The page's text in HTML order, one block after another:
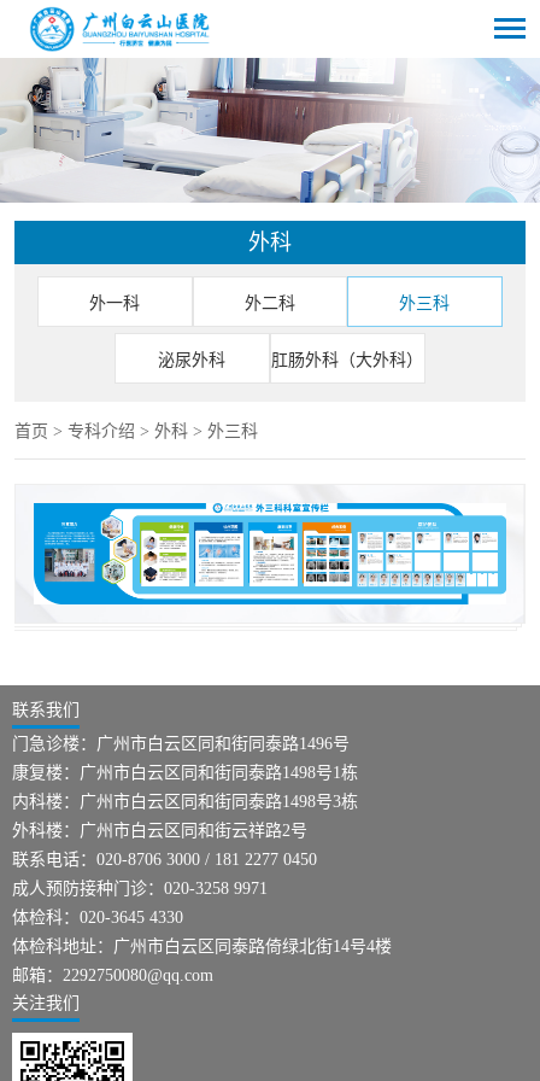
外科
外一科 外二科 外三科
泌尿外科 肛肠外科（大外科）
首页 > 专科介绍 > 外科 > 外三科
联系我们
门急诊楼：广州市白云区同和街同泰路1496号
康复楼：广州市白云区同和街同泰路1498号1栋
内科楼：广州市白云区同和街同泰路1498号3栋
外科楼：广州市白云区同和街云祥路2号
联系电话：020-8706 3000 / 181 2277 0450
成人预防接种门诊：020-3258 9971
体检科：020-3645 4330
体检科地址：广州市白云区同泰路倚绿北街14号4楼
邮箱：2292750080@qq.com
关注我们